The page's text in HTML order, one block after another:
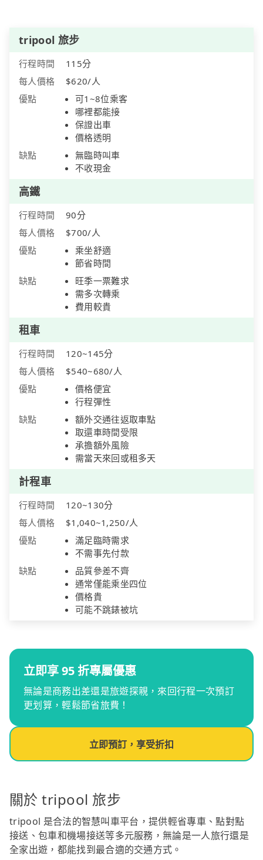
tripool 旅步
行程時間
115分
每人價格
$620/人
優點
可1~8位乘客
哪裡都能接
保證出車
價格透明
缺點
無臨時叫車
不收現金
高鐵
行程時間
90分
每人價格
$700/人
優點
乘坐舒適
節省時間
缺點
旺季一票難求
需多次轉乘
費用較貴
租車
行程時間
120~145分
每人價格
$540~680/人
優點
價格便宜
行程彈性
缺點
額外交通往返取車點
取還車時間受限
承擔額外風險
需當天來回或租多天
計程車
行程時間
120~130分
每人價格
$1,040~1,250/人
優點
滿足臨時需求
不需事先付款
缺點
品質參差不齊
通常僅能乘坐四位
價格貴
可能不跳錶被坑
立即享 95 折專屬優惠
無論是商務出差還是旅遊探親，來回行程一次預訂
更划算，輕鬆節省旅費！
立即預訂，享受折扣
關於 tripool 旅步
tripool 是合法的智慧叫車平台，提供輕省專車、點對點
接送、包車和機場接送等多元服務，無論是一人旅行還是
全家出遊，都能找到最合適的交通方式。